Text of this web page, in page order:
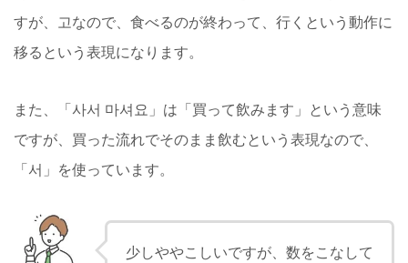
すが、고なので、食べるのが終わって、行くという動作に
移るという表現になります。
また、「사서 마셔요」は「買って飲みます」という意味
ですが、買った流れでそのまま飲むという表現なので、
「서」を使っています。
少しややこしいですが、数をこなして